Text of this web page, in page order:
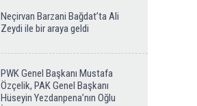
Neçirvan Barzani Bağdat’ta Ali
Zeydi ile bir araya geldi
PWK Genel Başkanı Mustafa
Özçelik, PAK Genel Başkanı
Hüseyin Yezdanpena’nın Oğlu